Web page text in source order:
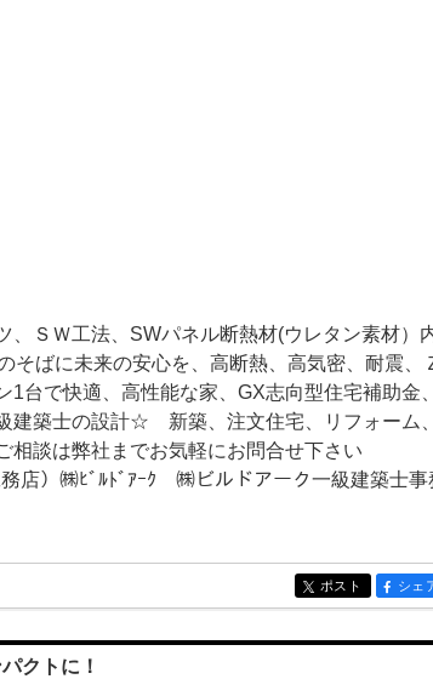
ＳＷ工法、SWパネル断熱材(ウレタン素材）
そばに未来の安心を、高断熱、高気密、耐震、
台で快適、高性能な家、GX志向型住宅補助金、
建築士の設計☆ 新築、注文住宅、リフォーム、
相談は弊社までお気軽にお問合せ下さい
店）㈱ﾋﾞﾙﾄﾞｱｰｸ ㈱ビルドアーク一級建築士事
entry417
ポスト シェ
クトに！